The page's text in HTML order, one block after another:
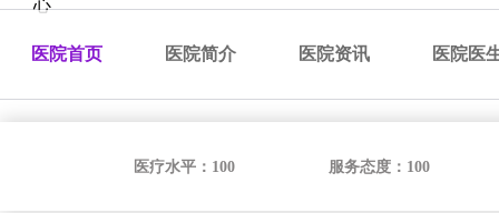
医院首页 医院简介 医院资讯 医院医
医疗水平： 100 服务态度： 100